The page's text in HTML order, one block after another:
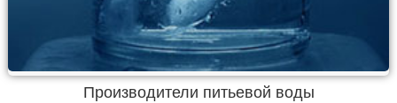
Производители питьевой воды